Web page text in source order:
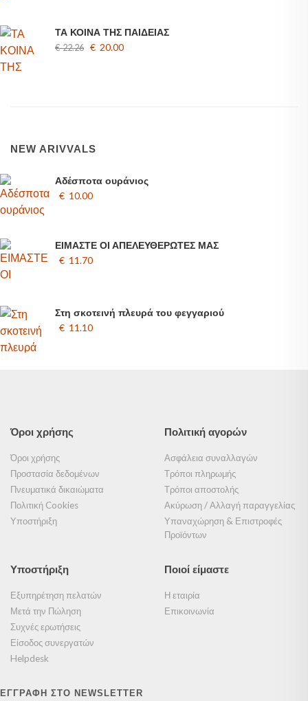
ΤΑ ΚΟΙΝΑ ΤΗΣ ΠΑΙΔΕΙΑΣ
€ 22.26 € 20.00
NEW ARIVVALS
Αδέσποτα ουράνιος
€ 10.00
ΕΙΜΑΣΤΕ ΟΙ ΑΠΕΛΕΥΘΕΡΩΤΕΣ ΜΑΣ
€ 11.70
Στη σκοτεινή πλευρά του φεγγαριού
€ 11.10
Όροι χρήσης
Όροι χρήσης
Προστασία δεδομένων
Πνευματικά δικαιώματα
Πολιτική Cookies
Υποστήριξη
Πολιτική αγορών
Ασφάλεια συναλλαγών
Τρόποι πληρωμής
Τρόποι αποστολής
Ακύρωση / Αλλαγή παραγγελίας
Υπαναχώρηση & Επιστροφές
Προϊόντων
Υποστήριξη
Εξυπηρέτηση πελατών
Μετά την Πώληση
Συχνές ερωτήσεις
Είσοδος συνεργατών
Helpdesk
Ποιοί είμαστε
Η εταιρία
Επικοινωνία
ΕΓΓΡΑΦΗ ΣΤΟ NEWSLETTER